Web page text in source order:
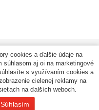
Bezpečné platební
metody
Využíváme zasílání
PPL
2026 by
cookies a ďalšie údaje na
súhlasom aj oi na marketingové
s využívaním cookies a
cielenej reklamy na
na ďalších weboch.
Súhlasím